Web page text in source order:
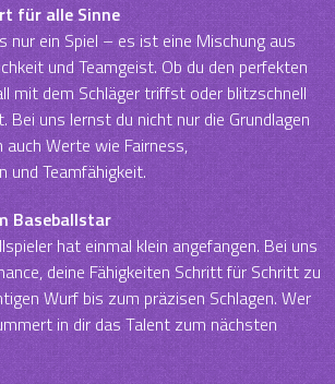
für alle Sinne
nur ein Spiel – es ist eine Mischung aus
und Teamgeist. Ob du den perfekten
mit dem Schläger triffst oder blitzschnell
Bei uns lernst du nicht nur die Grundlagen
Werte wie Fairness,
und Teamfähigkeit.
Baseballstar
hat einmal klein angefangen. Bei uns
deine Fähigkeiten Schritt für Schritt zu
Wurf bis zum präzisen Schlagen. Wer
in dir das Talent zum nächsten